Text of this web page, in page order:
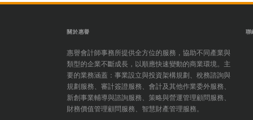
關於惠譽
惠譽會計師事務所提供全方位的服務，協助不同產業與
類型的企業不斷成長，以順應快速變動的商業環境。主
要的業務涵蓋：事業設立與投資架構規劃、稅務諮詢與
規劃服務、審計簽證服務、會計及其他作業委外服務、
新創事業輔導與諮詢服務、策略與營運管理顧問服務、
財務價值管理顧問服務、智慧財產管理服務。
聯